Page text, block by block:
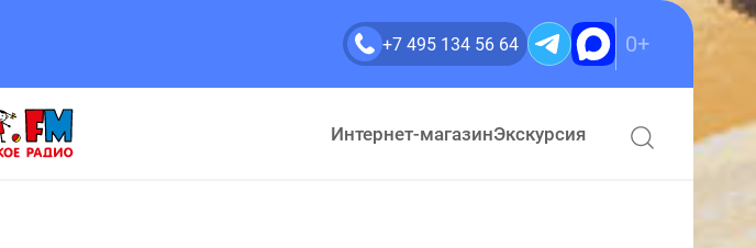
+7 495 134 56 64 0+
Интернет-магазинЭкскурсия